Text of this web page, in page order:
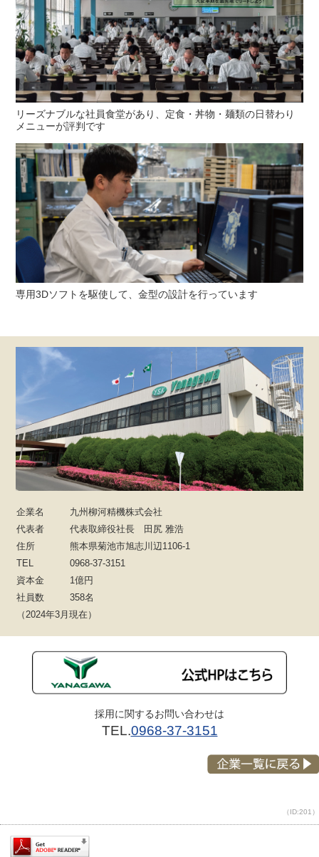
リーズナブルな社員食堂があり、定食・丼物・麺類の日替わり
メニューが評判です
専用3Dソフトを駆使して、金型の設計を行っています
企業名
九州柳河精機株式会社
代表者
代表取締役社長 田尻 雅浩
住所
熊本県菊池市旭志川辺1106-1
TEL
0968-37-3151
資本金
1億円
社員数
358名
（2024年3月現在）
採用に関するお問い合わせは
TEL.0968-37-3151
（ID:201）